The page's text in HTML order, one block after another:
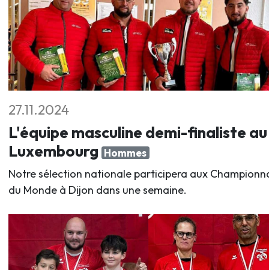
27.11.2024
L'équipe masculine demi-finaliste au
Luxembourg Hommes
Notre sélection nationale participera aux
du Monde à Dijon dans une semaine.